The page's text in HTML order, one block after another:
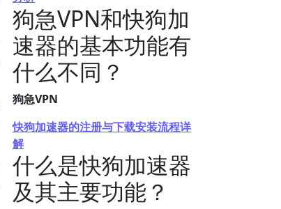
狗急VPN和快狗加
速器的基本功能有
什么不同？
狗急VPN
快狗加速器的注册与下载安装流程详
解
什么是快狗加速器
及其主要功能？